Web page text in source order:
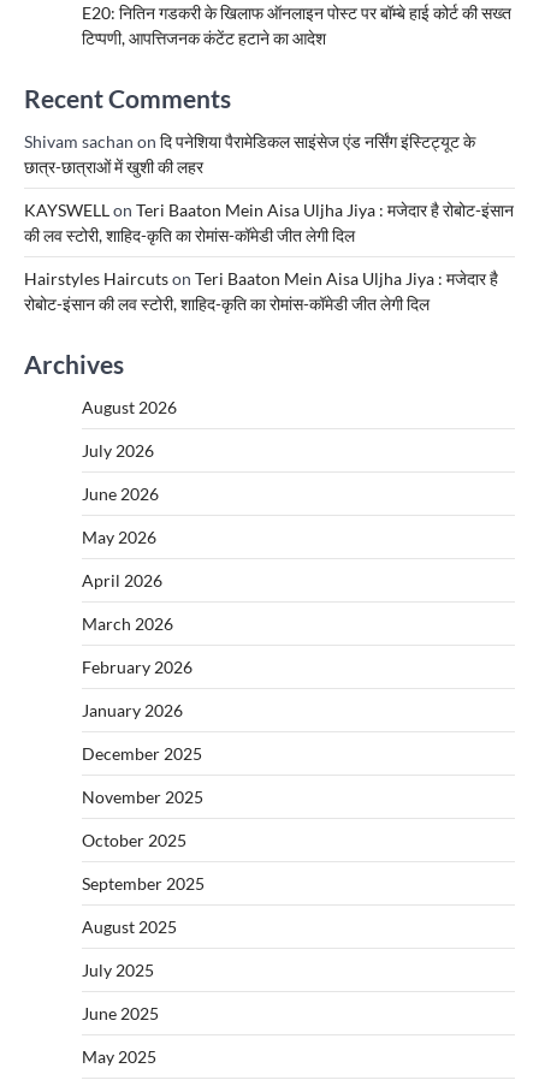
E20: नितिन गडकरी के खिलाफ ऑनलाइन पोस्ट पर बॉम्बे हाई कोर्ट की सख्त
टिप्पणी, आपत्तिजनक कंटेंट हटाने का आदेश
Recent Comments
Shivam sachan on दि पनेशिया पैरामेडिकल साइंसेज एंड नर्सिंग इंस्टिट्यूट के
छात्र-छात्राओं में खुशी की लहर
KAYSWELLon Teri Baaton Mein Aisa Uljha Jiya : मजेदार है रोबोट-इंसान
की लव स्टोरी, शाहिद-कृति का रोमांस-कॉमेडी जीत लेगी दिल
Hairstyles Haircutson Teri Baaton Mein Aisa Uljha Jiya : मजेदार है
रोबोट-इंसान की लव स्टोरी, शाहिद-कृति का रोमांस-कॉमेडी जीत लेगी दिल
Archives
August 2026
July 2026
June 2026
May 2026
April 2026
March 2026
February 2026
January 2026
December 2025
November 2025
October 2025
September 2025
August 2025
July 2025
June 2025
May 2025